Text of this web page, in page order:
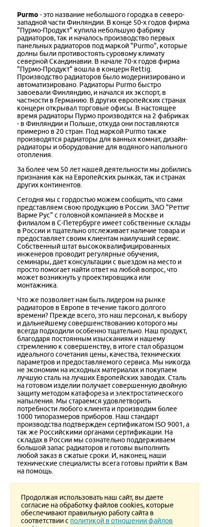
Purmo - это название небольшого городка в северо-
западной части Финляндии. В конце 50-х годов фирма
"Пурмо-Продукт" купила небольшую фабрику
радиаторов, так и началось производство первых
панельных радиаторов под маркой "Purmo", которые
долны были противостоять суровому климату
северной Скандинавии. В начале 70-х годов фирма
"Пурмо-Продукт" вошла в концерн Rettig.
Производство радиаторов было модернизировано и
автоматизировано. Радиаторы Purmo быстро
завоевали Финляндию, и начался их экспорт, в
частности в Германию. В других европейских странах
концерн открывал торговые офисы. В настоящее
время радиаторы Пурмо производятся на 2 фабриках
- в Финляндии и Польше, откуда они поставляются
примерно в 20 стран. Под маркой Purmo также
производятся радиаторы для ванных комнат, дизайн-
радиаторы и оборудование для водяного напольного
отопления.
За более чем 50 лет нашей деятельности мы добились
признания как на Европейских рынках, так и странах
других континентов.
Сегодня мы с гордостью можем сообщить, что сами
представляем свою продукцию в России. ЗАО "Реттиг
Варме Рус" с головной компанией в Москве и
филиалом в С-Петербурге имеет собственные склады
в России и тщательно отслеживает наличие товара и
предоставляет своим клиентам наилучший сервис.
Собственный штат высококвалифицированных
инженеров проводит регулярные обучения,
семинары, дает консультации с выездом на место и
просто помогает найти ответ на любой вопрос, что
может возникнуть у проектировщика или
монтажника.
Что же позволяет нам быть лидером на рынке
радиаторов в Европе в течение такого долгого
времени? Прежде всего, это наш персонал, к выбору
и дальнейшему совершенствованию которого мы
всегда подходили особенно тщательно. Наш продукт,
благодаря постоянным изысканиям и нашему
стремлению к совершенству, в итоге стал образцом
идеального сочетания цены, качества, технических
параметров и предоставляемого сервиса. Мы никогда
не экономим на исходных материалах и покупаем
лучшую сталь на лучших Европейских заводах. Сталь
на готовом изделии получает совершенную двойную
защиту методом катафореза и электростатического
напыления. Мы стараемся удовлетворить
потребности любого клиента и производим более
1000 типоразмеров приборов. Наш стандарт
производства подтвержден сертификатом ISO 9001, а
так же Российскими органами сертификации. На
складах в России мы сознательно поддерживаем
большой запас радиаторов и готовы выполнить
любой заказ в сжатые сроки. И, наконец, наши
технические специалисты всега готовы прийти к Вам
на помощь.
Версия для печати
Продолжая использовать наш сайт, вы даете
согласие на обработку файлов cookies, которые
обеспечивают правильную работу сайта в
соответствии с политикой в отношении файлов